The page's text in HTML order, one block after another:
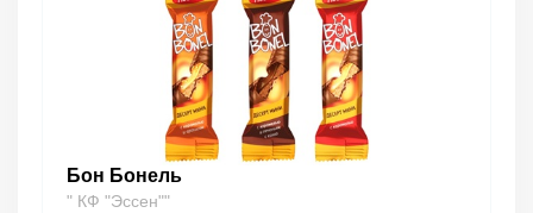
Бон Бонель
" КФ "Эссен""